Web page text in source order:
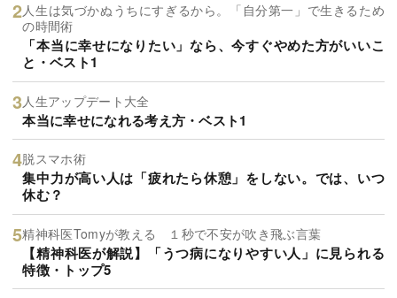
人生は気づかぬうちにすぎるから。「自分第一」で生きるため
の時間術
「本当に幸せになりたい」なら、今すぐやめた方がいいこ
と・ベスト1
人生アップデート大全
本当に幸せになれる考え方・ベスト1
脱スマホ術
集中力が高い人は「疲れたら休憩」をしない。では、いつ
休む？
精神科医Tomyが教える １秒で不安が吹き飛ぶ言葉
【精神科医が解説】「うつ病になりやすい人」に見られる
特徴・トップ5